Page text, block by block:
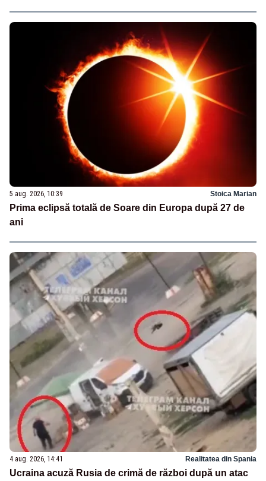
5 aug. 2026, 10:39 Stoica Marian
Prima eclipsă totală de Soare din Europa după 27 de
ani
4 aug. 2026, 14:41 Realitatea din Spania
Ucraina acuză Rusia de crimă de război după un atac